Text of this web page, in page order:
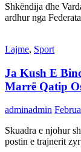
Shkëndija dhe
ardhur nga
Lajme, Sport
Ja Kush E
Marrë Qatip
adminadmin
Skuadra e njohur
postin e trajnerit